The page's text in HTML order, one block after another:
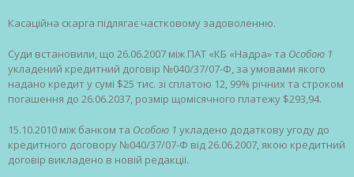
Касаційна скарга підлягає частковому задоволенню.
Суди встановили, що 26.06.2007 між ПАТ «КБ «Надра» та Особою 1
укладений кредитний договір №040/37/07-Ф, за умовами якого
надано кредит у сумі $25 тис. зі сплатою 12, 99% річних та строком
погашення до 26.06.2037, розмір щомісячного платежу $293,94.
15.10.2010 між банком та Особою 1 укладено додаткову угоду до
кредитного договору №040/37/07-Ф від 26.06.2007, якою кредитний
договір викладено в новій редакції.